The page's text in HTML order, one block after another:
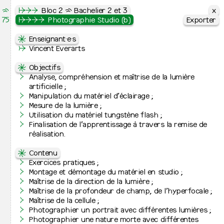
Le Septantecinq
École Supérieure des Arts de l’image
↦
Cursus
↦ ⇒ Peinture
↦
↦
⇒ Graphisme
↦ ⇒ Photographie
↦
Bachelier de spécialisation
↦
Jurys de fin d’études
↦
Admissions et inscription
↦
Inscriptions à l’école
↦
↦
L’école
↦
⇒
Présentation
↦
⇒
Contacts et lieux d’activité
↦
⇒
Équipes
↦
⇒
Relations internationales
↦
⇒
Recherche artistique
↦
⇒
Cinquante ans d’histoire
↦ Cursus
↦⇒ Photographie
x
Exporter
Voir les 11 images
⇋ Projet pédagogique
L’atelier de photographie privilégie une vision
d’auteur·rice centrée sur l’humain et le documentaire en
tant qu’interrogation du monde. Le cursus aborde les
diverses dimensions de la photographie, autant
↦⇒ Photographie
↦⇒⇒ Bloc 2 ⇶ Bachelier 2 et 3
x
Exporter
⇋ Cours artistiques
UE 24010
Atelier
UE 24130
Q2 + Q1
Livres d’artistes
Atelier 1
UE 34130
Q2 + Q1
Livres d’artistes
Atelier 2
UE 34145
Photographie Studio (a)
UE 34146
Q2
Photographie Studio (b)
Maîtrise de la lumière artificielle
UE 24145
Q1
Photographie Studio (a)
Chambre photographique
↦⇒⇒ Bloc 2 ⇶ Bachelier 2 et 3
↦⇒⇒⇒ Photographie Studio (b)
x
Exporter
⇋ Enseignant·e·s
↛ Vincent Everarts
⇋ Objectifs
Analyse, compréhension et maîtrise de la lumière
artificielle ;
Manipulation du matériel d’éclairage ;
Mesure de la lumière ;
Utilisation du matériel tungstène flash ;
Finalisation de l’apprentissage à travers la remise de
réalisation.
⇋ Contenu
Exercices pratiques ;
Montage et démontage du matériel en studio ;
Maîtrise de la direction de la lumière ;
Maîtrise de la profondeur de champ, de l’hyperfocale ;
Maîtrise de la cellule ;
Photographier un portrait avec différentes lumières ;
Photographier une nature morte avec différentes
⇶
75